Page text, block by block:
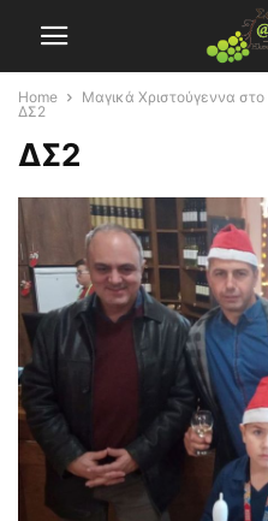
Home
Μαγικά Χριστούγεννα
ΔΣ2
ΔΣ2